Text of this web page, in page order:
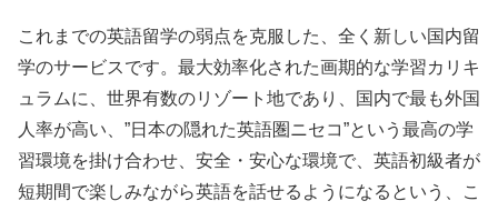
これまでの英語留学の弱点を克服した、全く新しい国内留
学のサービスです。最大効率化された画期的な学習カリキ
ュラムに、世界有数のリゾート地であり、国内で最も外国
人率が高い、”日本の隠れた英語圏ニセコ”という最高の学
習環境を掛け合わせ、安全・安心な環境で、英語初級者が
短期間で楽しみながら英語を話せるようになるという、こ